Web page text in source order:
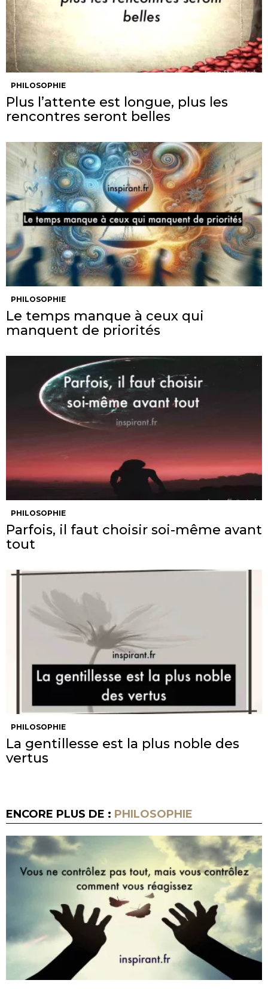
PHILOSOPHIE
Plus l’attente est longue, plus les
rencontres seront belles
PHILOSOPHIE
Le temps manque à ceux qui
manquent de priorités
PHILOSOPHIE
Parfois, il faut choisir soi-même avant
tout
PHILOSOPHIE
La gentillesse est la plus noble des
vertus
ENCORE PLUS DE : PHILOSOPHIE